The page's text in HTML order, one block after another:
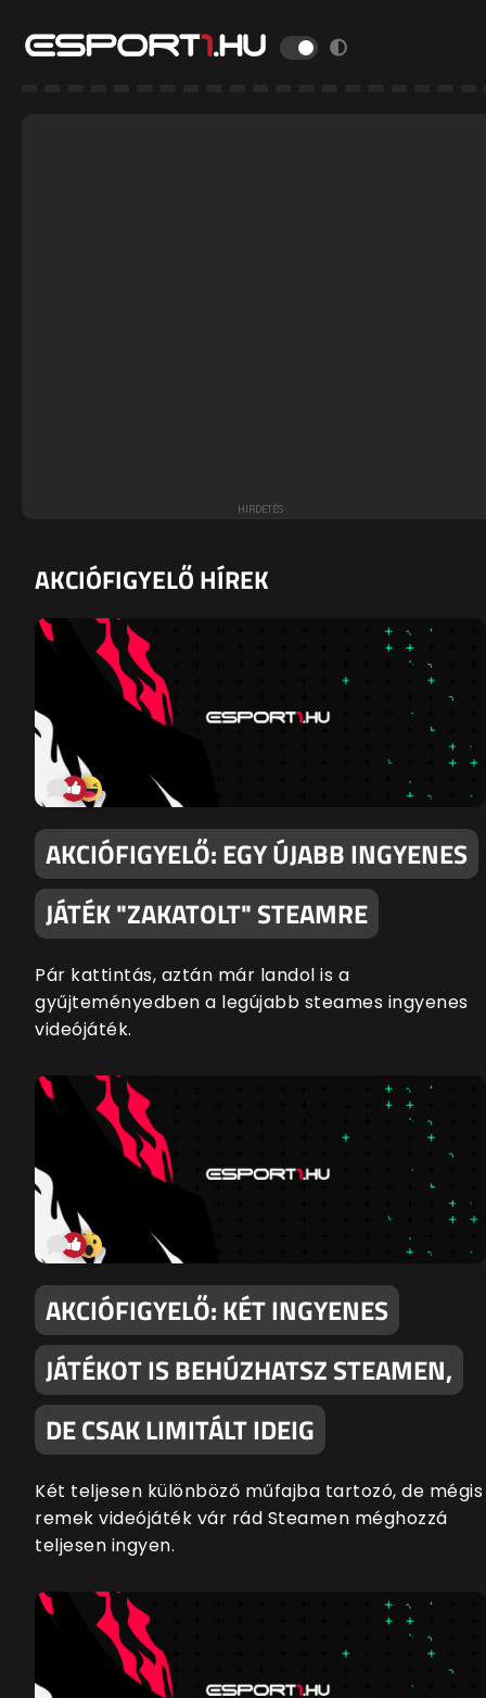
AKCIÓFIGYELŐ HÍREK
AKCIÓFIGYELŐ: EGY ÚJABB INGYENES
JÁTÉK "ZAKATOLT" STEAMRE
Pár kattintás, aztán már landol is a
gyűjteményedben a legújabb steames ingyenes
videójáték.
AKCIÓFIGYELŐ: KÉT INGYENES
JÁTÉKOT IS BEHÚZHATSZ STEAMEN,
DE CSAK LIMITÁLT IDEIG
Két teljesen különböző műfajba tartozó, de mégis
remek videójáték vár rád Steamen méghozzá
teljesen ingyen.